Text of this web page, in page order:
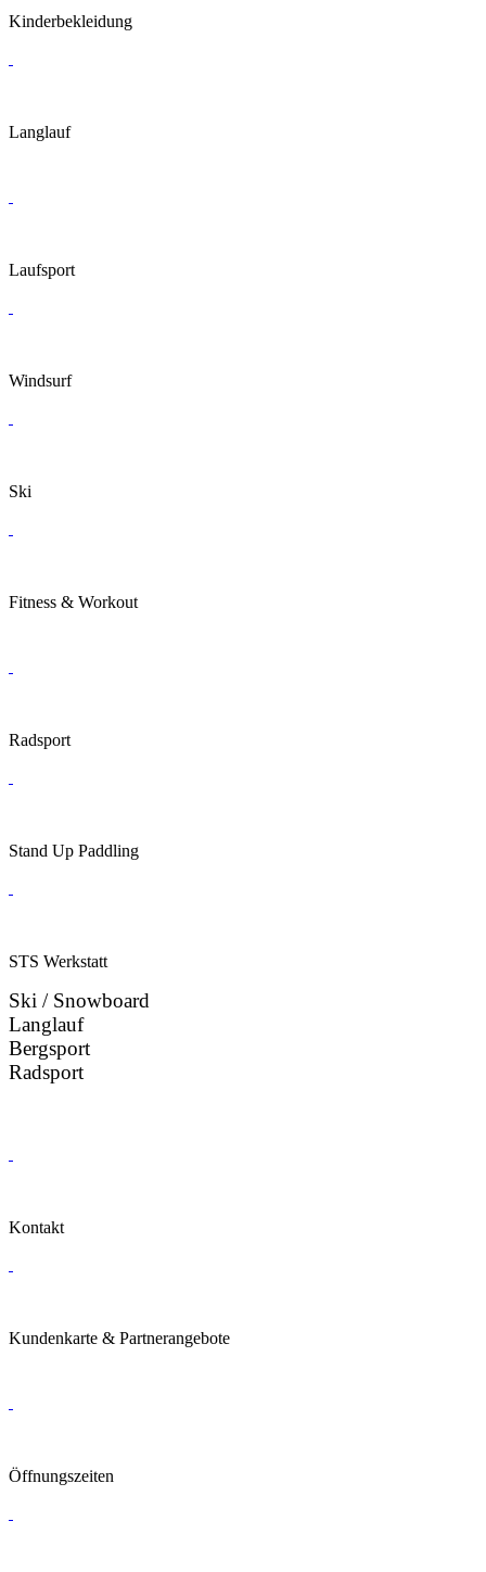
Kinderbekleidung
Langlauf
Laufsport
Windsurf
Ski
Fitness & Workout
Radsport
Stand Up Paddling
STS Werkstatt
Ski / Snowboard
Langlauf
Bergsport
Radsport
Kontakt
Kundenkarte & Partnerangebote
Öffnungszeiten